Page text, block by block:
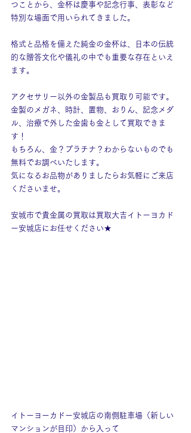
つことから、金杯は慶事や記念行事、表彰など
特別な場面で用いられてきました。
格式と品格を備えた純金の金杯は、日本の伝統
的な贈答文化や儀礼の中でも重要な存在といえ
ます。
アクセサリー以外の金製品も買取り可能です。
金製のメガネ、時計、置物、おりん、記念メダ
ル、治療で外した金歯も金として買取できま
す！
もちろん、金？プラチナ？わからないものでも
無料でお調べいたします。
気になるお品物がありましたらお気軽にご来店
くださいませ。
安城市で貴金属の買取は買取大吉イトーヨカド
ー安城店にお任せください★
イトーヨーカドー安城店の南側駐車場（新しい
マンションが目印）から入って